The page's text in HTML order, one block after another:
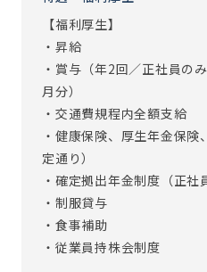
【福利厚生】
・昇給
・賞与（年2回／正社員
月分）
・交通費規程内全額支給
・健康保険、厚生年金保
定通り）
・確定拠出年金制度（正社
・制服貸与
・食事補助
・従業員持株会制度